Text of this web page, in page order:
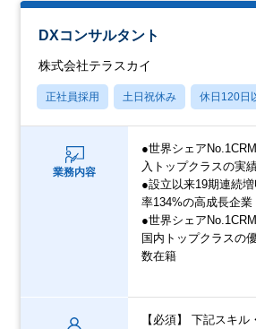
DXコンサルタント
株式会社テラスカイ
正社員採用 土日祝休み 休日120日
業務内容
●世界シェア
入トップクラスの実
●設立以来19期連続
率134%の高成長企業
●世界シェア
国内トップクラスの
数在籍
【必須】 下記スキル